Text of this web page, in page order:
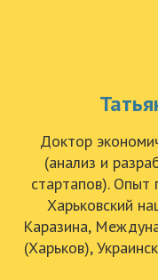
Доктор
(анализ и
стартапов). Опыт
Харьковский
Каразина,
(Харьков),